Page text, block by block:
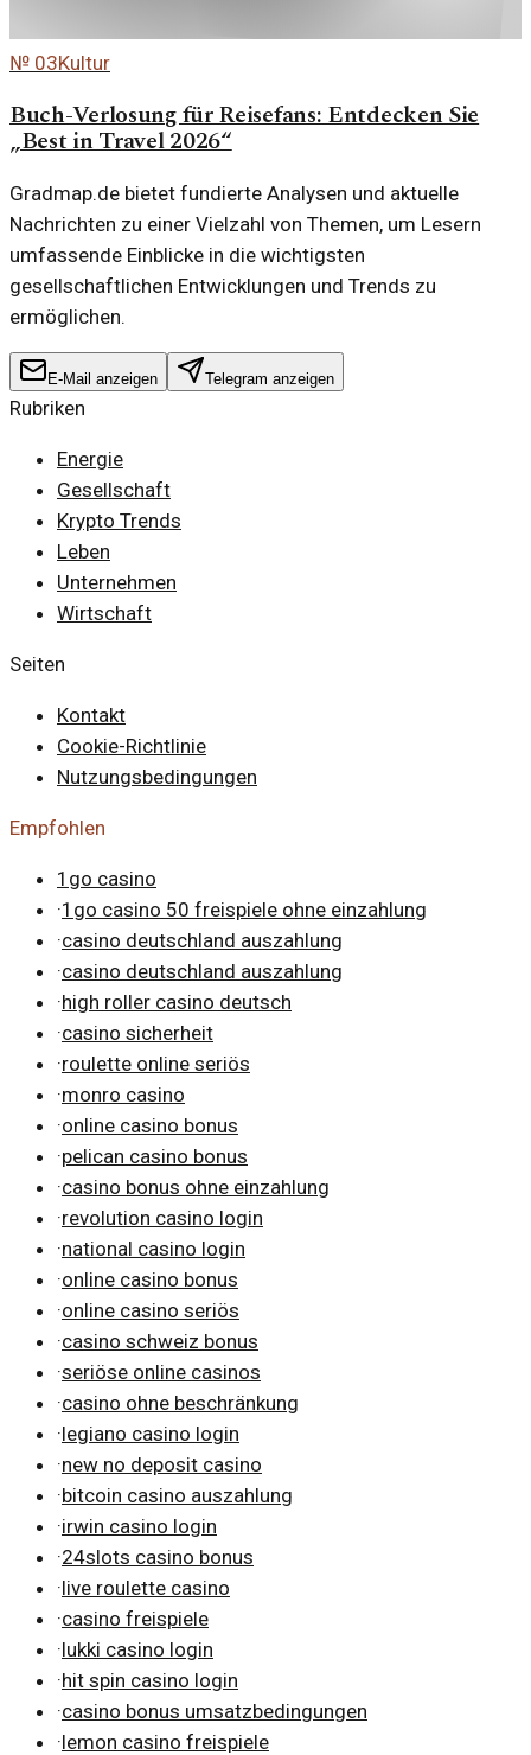
№ 03Kultur
Buch-Verlosung für Reisefans: Entdecken Sie
„Best in Travel 2026“
Gradmap.de bietet fundierte Analysen und aktuelle
Nachrichten zu einer Vielzahl von Themen, um Lesern
umfassende Einblicke in die wichtigsten
gesellschaftlichen Entwicklungen und Trends zu
ermöglichen.
E-Mail anzeigen Telegram anzeigen
Rubriken
Energie
Gesellschaft
Krypto Trends
Leben
Unternehmen
Wirtschaft
Seiten
Kontakt
Cookie-Richtlinie
Nutzungsbedingungen
Empfohlen
1go casino
·1go casino 50 freispiele ohne einzahlung
·casino deutschland auszahlung
·casino deutschland auszahlung
·high roller casino deutsch
·casino sicherheit
·roulette online seriös
·monro casino
·online casino bonus
·pelican casino bonus
·casino bonus ohne einzahlung
·revolution casino login
·national casino login
·online casino bonus
·online casino seriös
·casino schweiz bonus
·seriöse online casinos
·casino ohne beschränkung
·legiano casino login
·new no deposit casino
·bitcoin casino auszahlung
·irwin casino login
·24slots casino bonus
·live roulette casino
·casino freispiele
·lukki casino login
·hit spin casino login
·casino bonus umsatzbedingungen
·lemon casino freispiele